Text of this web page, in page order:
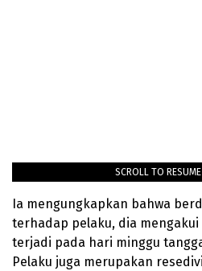
SCROLL TO
Ia mengungkapkan bahwa
terhadap pelaku, dia
terjadi pada hari minggu
Pelaku juga merupakan